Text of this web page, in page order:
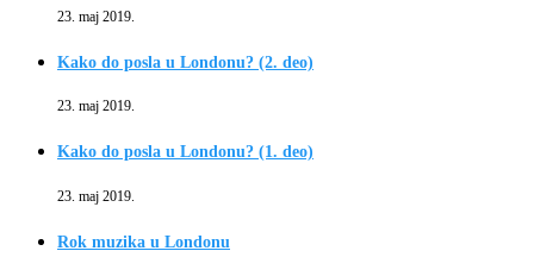
23. maj 2019.
Kako do posla u Londonu? (2. deo)
23. maj 2019.
Kako do posla u Londonu? (1. deo)
23. maj 2019.
Rok muzika u Londonu